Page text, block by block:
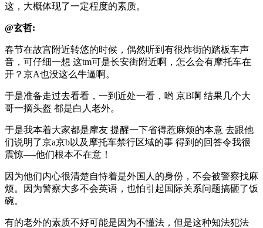
这，大概体现了一定程度的素质。
@玄哲:
春节在故宫附近转悠的时候，偶然听到有很炸街的踏板车声
音，可仔细一想 这tm可是长安街附近啊，怎么会有摩托车在
开？京A也没这么牛逼啊。
于是准备走过去看看，一到近处一看，哟 京B啊 结果几个大
哥一摘头盔 都是白人老外。
于是我本着大家都是摩友 提醒一下省得惹麻烦的本意 去跟他
们说明了京a京b以及摩托车禁行区域的事 得到的回答令我很
震惊—-他们根本不在意！
因为他们内心很清楚自恃着是外国人的身份，不会被警察找麻
烦。因为警察大多不会英语，也怕引起国际关系问题搞砸了饭
碗。
有的老外的素质不好可能是因为不懂法，但是这种知法犯法